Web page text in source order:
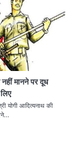
मानने पर दूध
आदित्यनाथ की